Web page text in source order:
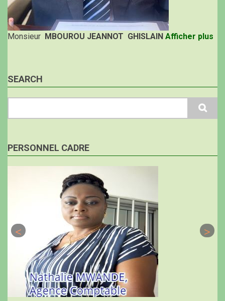
Monsieur MBOUROU JEANNOT GHISLAIN Afficher plus
SEARCH
PERSONNEL CADRE